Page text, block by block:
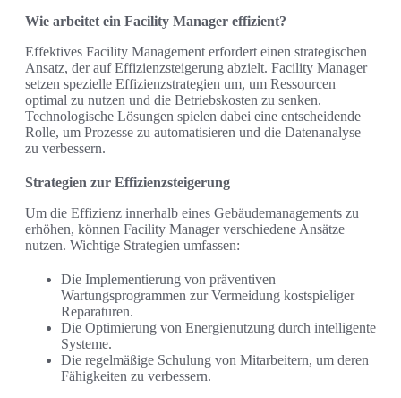
Wie arbeitet ein Facility Manager effizient?
Effektives Facility Management erfordert einen strategischen
Ansatz, der auf Effizienzsteigerung abzielt. Facility Manager
setzen spezielle Effizienzstrategien um, um Ressourcen
optimal zu nutzen und die Betriebskosten zu senken.
Technologische Lösungen spielen dabei eine entscheidende
Rolle, um Prozesse zu automatisieren und die Datenanalyse
zu verbessern.
Strategien zur Effizienzsteigerung
Um die Effizienz innerhalb eines Gebäudemanagements zu
erhöhen, können Facility Manager verschiedene Ansätze
nutzen. Wichtige Strategien umfassen:
Die Implementierung von präventiven
Wartungsprogrammen zur Vermeidung kostspieliger
Reparaturen.
Die Optimierung von Energienutzung durch intelligente
Systeme.
Die regelmäßige Schulung von Mitarbeitern, um deren
Fähigkeiten zu verbessern.